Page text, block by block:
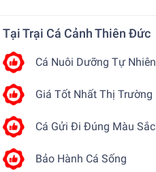
Tại Trại Cá Cảnh Thiên Đức
Cá Nuôi Dưỡng Tự Nhiên
Giá Tốt Nhất Thị Trường
Cá Gửi Đi Đúng Màu Sắc
Bảo Hành Cá Sống